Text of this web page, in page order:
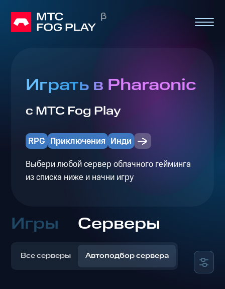
Играть в Pharaonic
с МТС Fog Play
RPG Приключения Инди
Выбери любой сервер облачного гейминга
из списка ниже и начни игру
Игры Серверы
Все серверы Автоподбор сервера